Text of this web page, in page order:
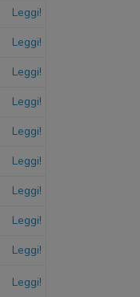
Leggi!
Leggi!
Leggi!
Leggi!
Leggi!
Leggi!
Leggi!
Leggi!
Leggi!
Leggi!